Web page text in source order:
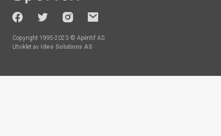
-
socials
Copyright 1995-2023 © Apéritif AS
Utviklet av Ideo Solutions AS